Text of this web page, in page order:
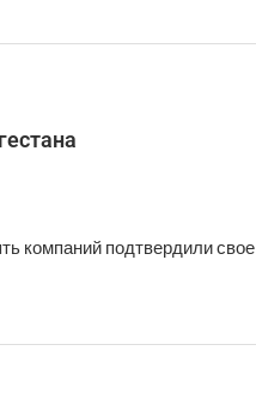
компаний подтвердили свое